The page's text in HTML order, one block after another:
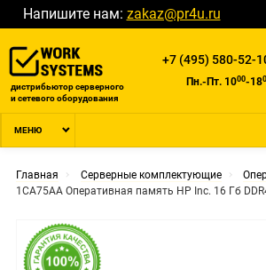
Напишите нам: zakaz@pr4u.ru
дистрибьютор серверного
и сетевого оборудования
+7 (495) 580-52-
Пн.-Пт. 1000-18
МЕНЮ
Главная Серверные комплектующие
1CA75AA Оперативная память HP Inc. 16 Гб